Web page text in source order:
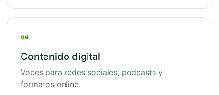
06
Contenido digital
Voces para redes sociales, podcasts y
formatos online.